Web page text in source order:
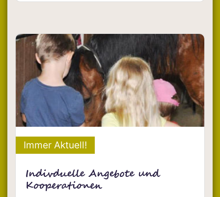
Immer Aktuell!
Indivduelle Angebote und
Kooperationen